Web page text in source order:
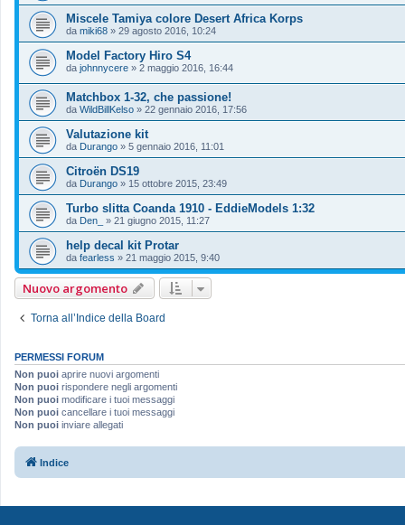
Miscele Tamiya colore Desert Africa Korps
da miki68 » 29 agosto 2016, 10:24
Model Factory Hiro S4
da johnnycere » 2 maggio 2016, 16:44
Matchbox 1-32, che passione!
da WildBillKelso » 22 gennaio 2016, 17:56
Valutazione kit
da Durango » 5 gennaio 2016, 11:01
Citroën DS19
da Durango » 15 ottobre 2015, 23:49
Turbo slitta Coanda 1910 - EddieModels 1:32
da Den_ » 21 giugno 2015, 11:27
help decal kit Protar
da fearless » 21 maggio 2015, 9:40
Nuovo argomento
Torna all’Indice della Board
PERMESSI FORUM
Non puoi aprire nuovi argomenti
Non puoi rispondere negli argomenti
Non puoi modificare i tuoi messaggi
Non puoi cancellare i tuoi messaggi
Non puoi inviare allegati
Indice